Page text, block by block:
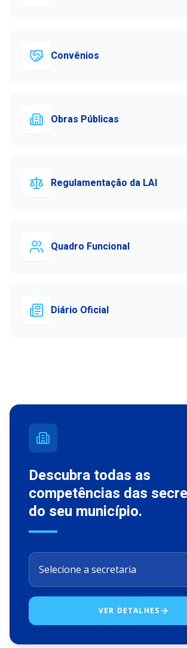
Convênios
Obras Públicas
Regulamentação da LAI
Quadro Funcional
Diário Oficial
Descubra todas as
competências das
do seu município.
VER DETALHES